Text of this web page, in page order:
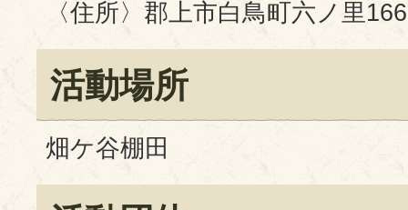
〈住所〉郡上市白鳥町六ノ里
活動場所
畑ケ谷棚田